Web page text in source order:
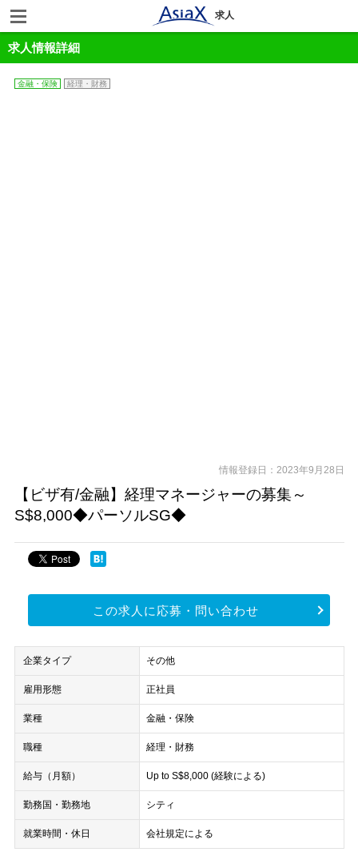
求人
求人情報詳細
金融・保険 経理・財務
情報登録日：2023年9月28日
【ビザ有/金融】経理マネージャーの募集～
S$8,000◆パーソルSG◆
この求人に応募・問い合わせ
企業タイプ その他
雇用形態 正社員
業種 金融・保険
職種 経理・財務
給与（月額） Up to S$8,000 (経験による)
勤務国・勤務地 シティ
就業時間・休日 会社規定による